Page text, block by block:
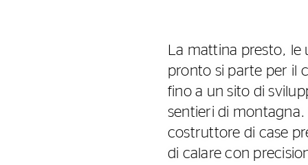
La mattina presto,
pronto si parte per il
fino a un sito di
sentieri di
costruttore di case
di calare con